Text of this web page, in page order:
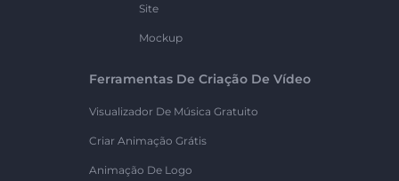
Site
Mockup
Ferramentas De Criação De Vídeo
Visualizador De Música Gratuito
Criar Animação Grátis
Animação De Logo